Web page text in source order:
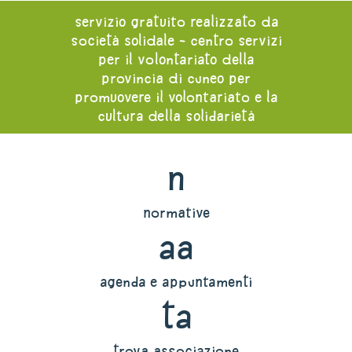
servizio gratuito realizzato da
società solidale - centro servizi
per il volontariato della
provincia di cuneo per
promuovere il volontariato e la
cultura della solidarietà
n
normative
aa
agenda e appuntamenti
ta